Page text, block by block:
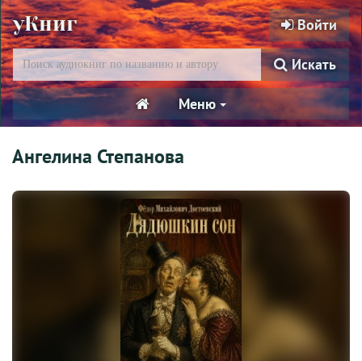
уКниг Войти
Искать
Меню
Ангелина Степанова